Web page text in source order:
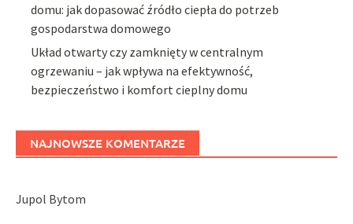
domu: jak dopasować źródło ciepła do potrzeb
gospodarstwa domowego
Układ otwarty czy zamknięty w centralnym
ogrzewaniu – jak wpływa na efektywność,
bezpieczeństwo i komfort cieplny domu
NAJNOWSZE KOMENTARZE
Jupol Bytom